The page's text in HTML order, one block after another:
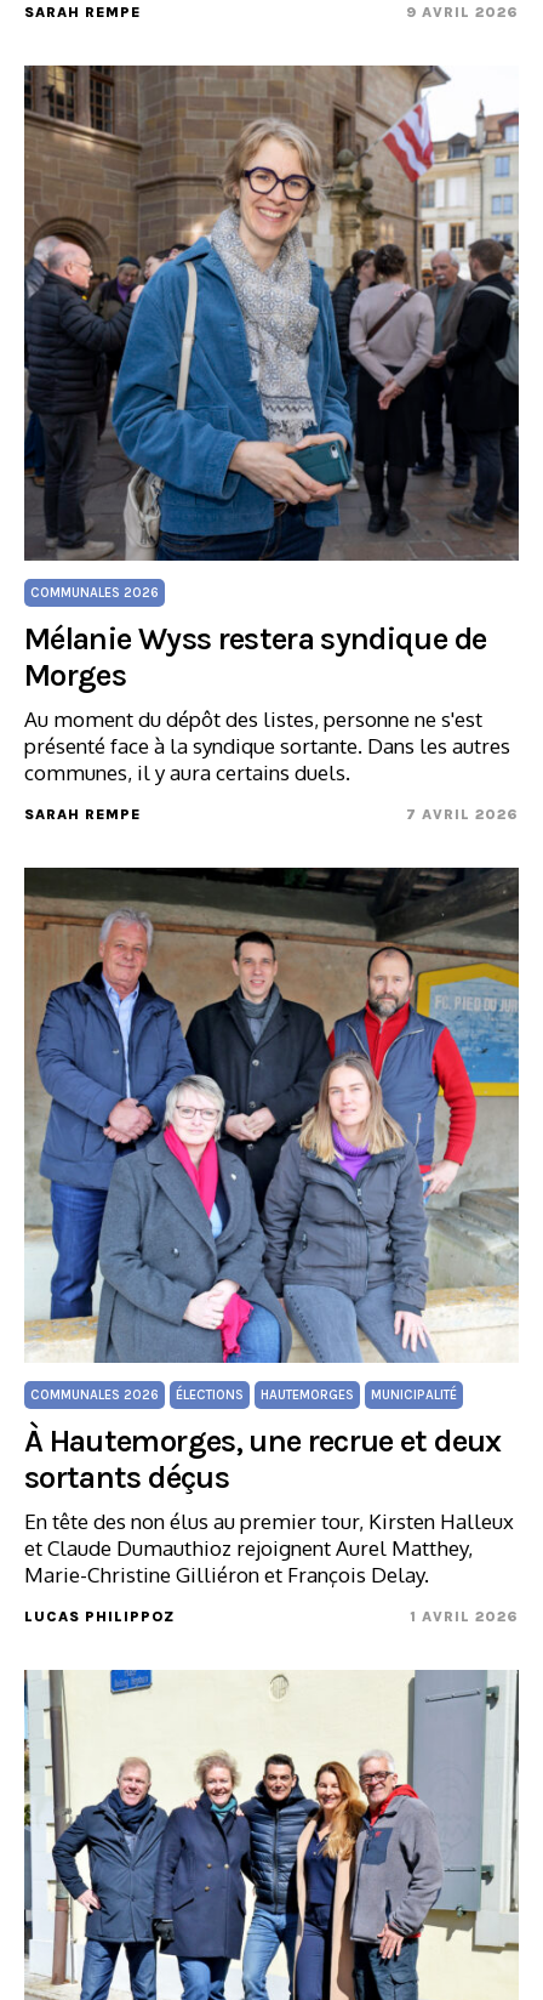
SARAH REMPE 9 AVRIL 2026
COMMUNALES 2026
Mélanie Wyss restera syndique de
Morges
Au moment du dépôt des listes, personne ne s'est
présenté face à la syndique sortante. Dans les autres
communes, il y aura certains duels.
SARAH REMPE 7 AVRIL 2026
COMMUNALES 2026 ÉLECTIONS HAUTEMORGES MUNICIPALITÉ
À Hautemorges, une recrue et deux
sortants déçus
En tête des non élus au premier tour, Kirsten Halleux
et Claude Dumauthioz rejoignent Aurel Matthey,
Marie-Christine Gilliéron et François Delay.
LUCAS PHILIPPOZ 1 AVRIL 2026